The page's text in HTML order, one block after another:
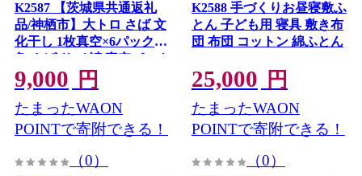
K2587 【茨城県共通返礼
品/神栖市】大トロ さば 文
化干し 1枚真空×6パック
魚 さば サバ 鯖 真空パック
化粧箱 冷凍 一夜干し
9,000 円
たまったWAON
POINTで寄附できる！
（0）
K2588 手づくりお昼寝敷ふ
とん 子ども用 寝具 敷き布
団 布団 コットン 綿ふとん
25,000 円
たまったWAON
POINTで寄附できる！
（0）